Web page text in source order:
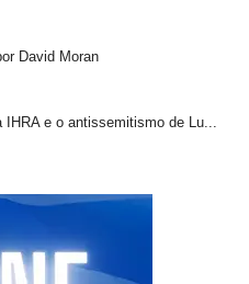
David Moran
e o antissemitismo de Lu...